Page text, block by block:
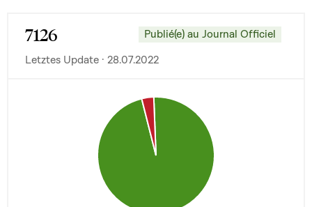
7126
Publié(e) au Journal Officiel
Letztes Update · 28.07.2022